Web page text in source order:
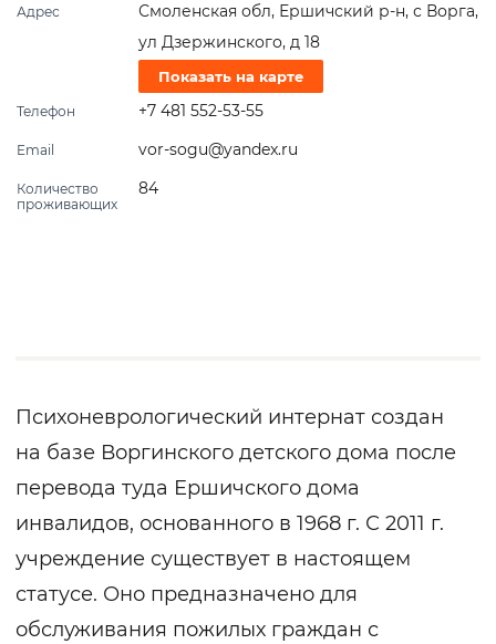
Адрес
Смоленская обл, Ершичский р-н, с Ворга,
ул Дзержинского, д 18
Показать на карте
Телефон +7 481 552-53-55
Email vor-sogu@yandex.ru
Количество
проживающих
84
Психоневрологический интернат создан
на базе Воргинского детского дома после
перевода туда Ершичского дома
инвалидов, основанного в 1968 г. С 2011 г.
учреждение существует в настоящем
статусе. Оно предназначено для
обслуживания пожилых граждан с